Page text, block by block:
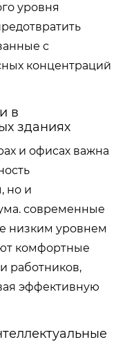
уровня
с
концентраций
в
зданиях
и офисах важна
но и
современные
низким уровнем
комфортные
работников,
эффективную